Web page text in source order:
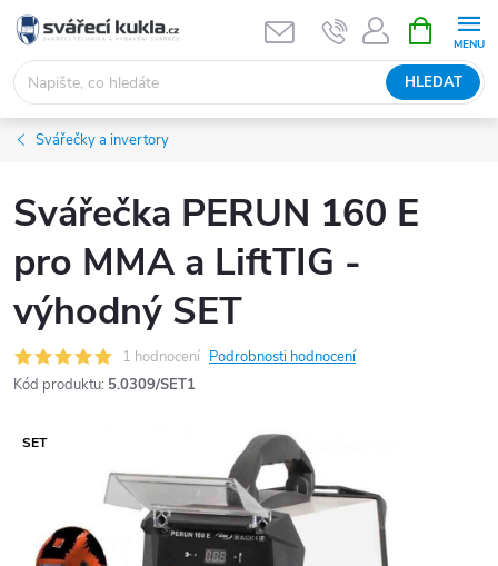
Přejít na obsah
HLEDAT
Svářečky a invertory
Svářečka PERUN 160 E
pro MMA a LiftTIG -
výhodný SET
1 hodnocení Podrobnosti hodnocení
Kód produktu: 5.0309/SET1
SET